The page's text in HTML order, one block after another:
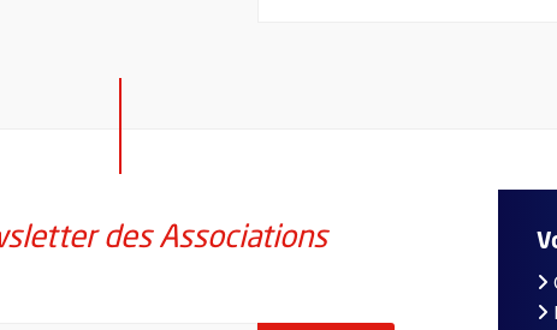
des Associations